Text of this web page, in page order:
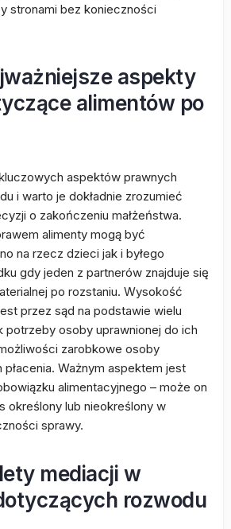
stronami bez konieczności
aspekty
alimentów po
aspektów prawnych
i warto je dokładnie zrozumieć
o zakończeniu małżeństwa.
alimenty mogą być
na rzecz dzieci jak i byłego
gdy jeden z partnerów znajduje się
po rozstaniu. Wysokość
przez sąd na podstawie wielu
potrzeby osoby uprawnionej do ich
zarobkowe osoby
Ważnym aspektem jest
alimentacyjnego – może on
określony lub nieokreślony w
sprawy.
mediacji w
rozwodu